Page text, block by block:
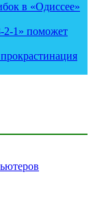
в «Одиссее»
2-1» поможет